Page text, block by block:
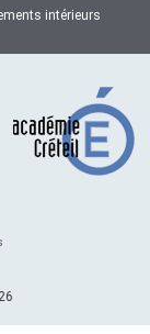
intérieurs